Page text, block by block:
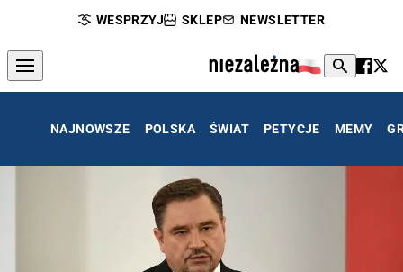
WESPRZYJ SKLEP NEWSLETTER
NAJNOWSZE POLSKA ŚWIAT PETYCJE MEMY